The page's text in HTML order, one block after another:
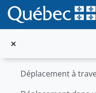
Passer au contenu
Problème lié à
Replier